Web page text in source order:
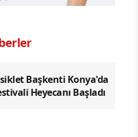
Başkenti Konya'da
Heyecanı Başladı